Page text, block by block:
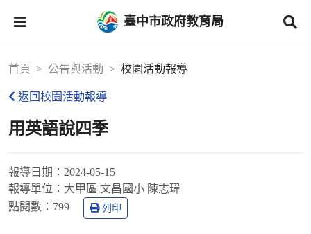
臺中市政府教育局
首頁 公告與活動 校園活動報導
返回校園活動報導
用英語說四季
報導日期： 2024-05-15
報導單位： 大甲區 文昌國小 陳志瑋
點閱數： 799 列印